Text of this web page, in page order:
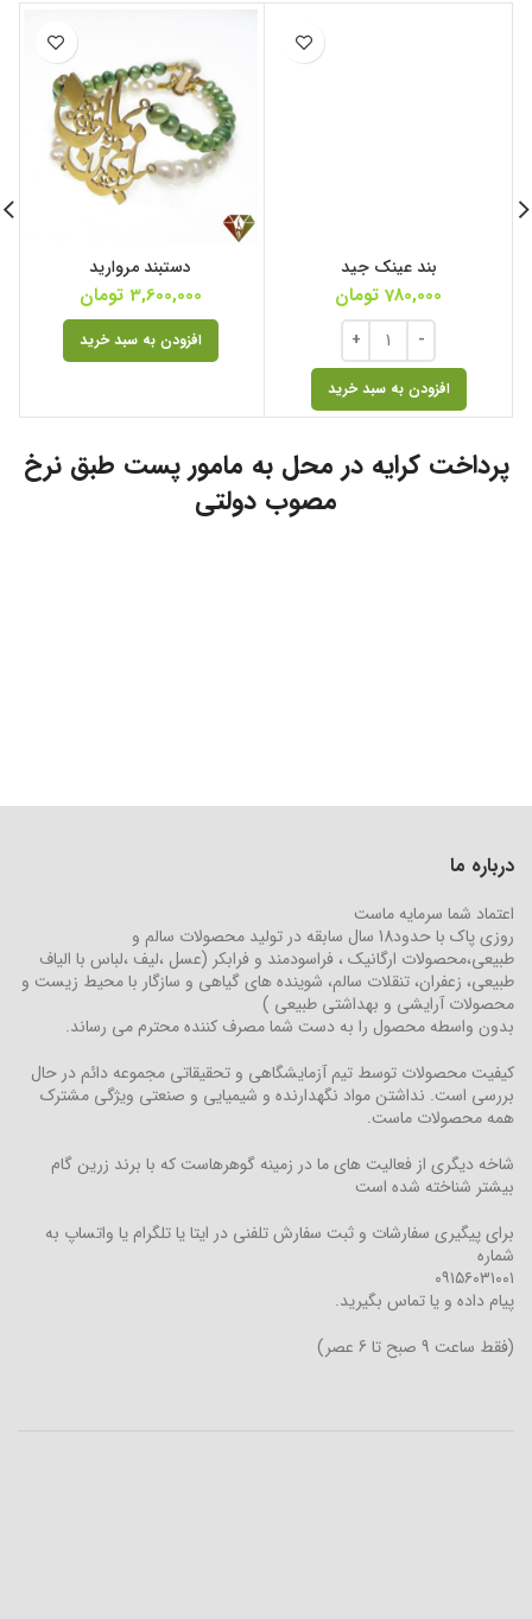
بند عینک جید
780,000 تومان
افزودن به سبد خرید
دستبند مروارید
3,600,000 تومان
افزودن به سبد خرید
پرداخت کرایه در محل به مامور پست طبق نرخ
مصوب دولتی
درباره ما
اعتماد شما سرمایه ماست
روزی پاک با حدود18 سال سابقه در تولید محصولات سالم و
طبیعی،محصولات ارگانیک ، فراسودمند و فرابکر (عسل ،لیف ،لباس با الیاف
طبیعی، زعفران، تنقلات سالم، شوینده های گیاهی و سازگار با محیط زیست و
محصولات آرایشی و بهداشتی طبیعی )
بدون واسطه محصول را به دست شما مصرف کننده محترم می رساند.
کیفیت محصولات توسط تیم آزمایشگاهی و تحقیقاتی مجموعه دائم در حال
بررسی است. نداشتن مواد نگهدارنده و شیمیایی و صنعتی ویژگی مشترک
همه محصولات ماست.
شاخه دیگری از فعالیت های ما در زمینه گوهرهاست که با برند زرین گام
بیشتر شناخته شده است
برای پیگیری سفارشات و ثبت سفارش تلفنی در ایتا یا تلگرام یا واتساپ به
شماره
۰۹۱۵۶۰۳۱۰۰۱
پیام داده و یا تماس بگیرید.
(فقط ساعت 9 صبح تا 6 عصر)